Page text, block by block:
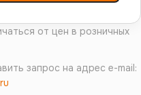
от цен в розничных
запрос на адрес e-mail: